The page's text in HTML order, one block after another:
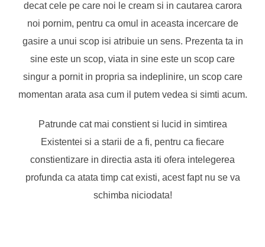
decat cele pe care noi le cream si in cautarea carora
noi pornim, pentru ca omul in aceasta incercare de
gasire a unui scop isi atribuie un sens. Prezenta ta in
sine este un scop, viata in sine este un scop care
singur a pornit in propria sa indeplinire, un scop care
momentan arata asa cum il putem vedea si simti acum.
Patrunde cat mai constient si lucid in simtirea
Existentei si a starii de a fi, pentru ca fiecare
constientizare in directia asta iti ofera intelegerea
profunda ca atata timp cat existi, acest fapt nu se va
schimba niciodata!